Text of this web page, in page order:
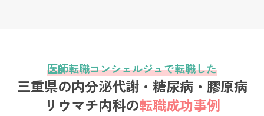
医師転職コンシェルジュで転職した
三重県の内分泌代謝・糖尿病・膠原病
リウマチ内科の転職成功事例